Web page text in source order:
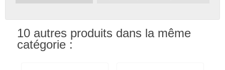
10 autres produits dans la même
catégorie :